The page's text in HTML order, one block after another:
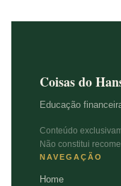
Coisas do
Educação
Conteúdo
Não constitui
NAVEGAÇÃO
Home